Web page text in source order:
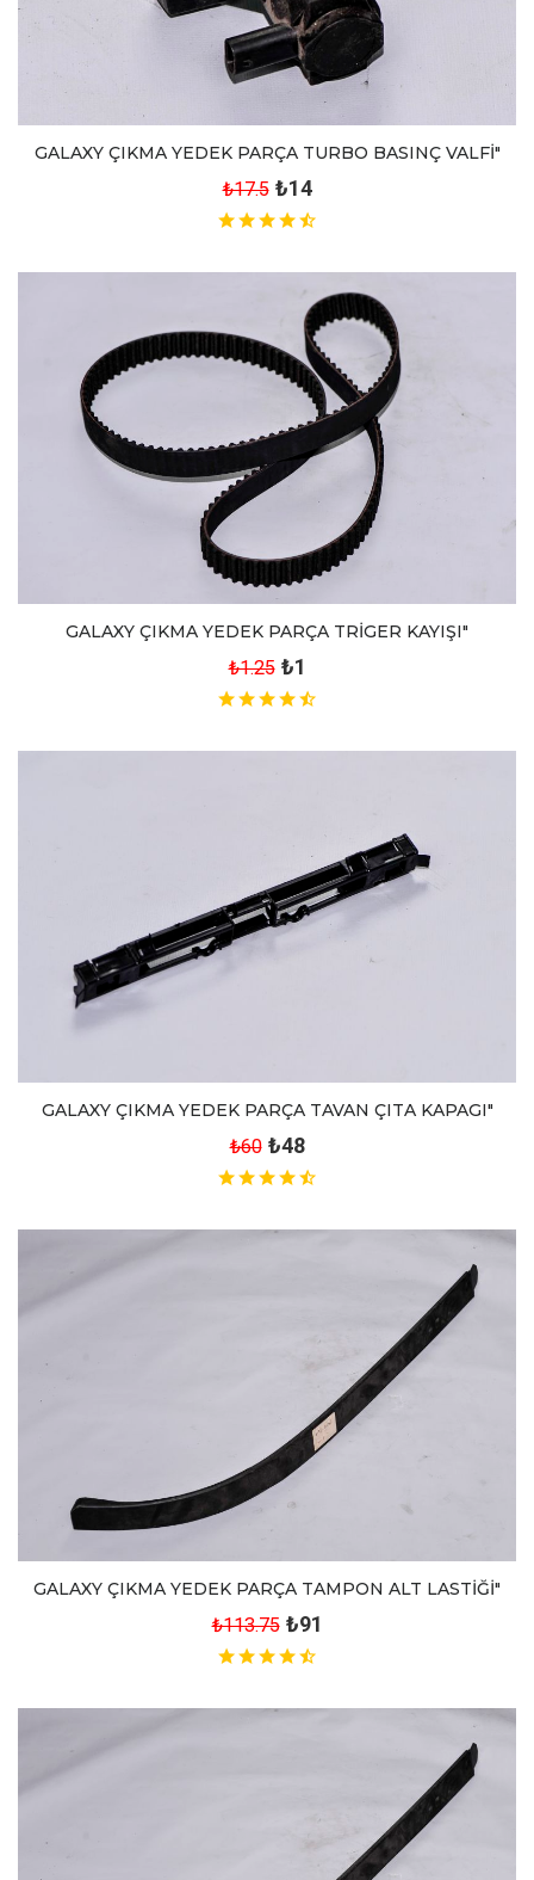
GALAXY ÇIKMA YEDEK PARÇA TURBO BASINÇ VALFİ"
₺17.5 ₺14
GALAXY ÇIKMA YEDEK PARÇA TRİGER KAYIŞI"
₺1.25 ₺1
GALAXY ÇIKMA YEDEK PARÇA TAVAN ÇITA KAPAGI"
₺60 ₺48
GALAXY ÇIKMA YEDEK PARÇA TAMPON ALT LASTİĞİ"
₺113.75 ₺91